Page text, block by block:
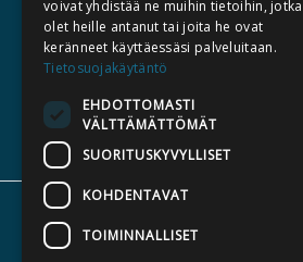
SILTALA.FI
LAHJAKORTTI
voivat yhdistää ne muihin tietoihin, jotka
olet heille antanut tai joita he ovat
keränneet käyttäessäsi palveluitaan.
Tietosuojakäytäntö
EHDOTTOMASTI
VÄLTTÄMÄTTÖMÄT
SUORITUSKYVYLLISET
KOHDENTAVAT
TOIMINNALLISET